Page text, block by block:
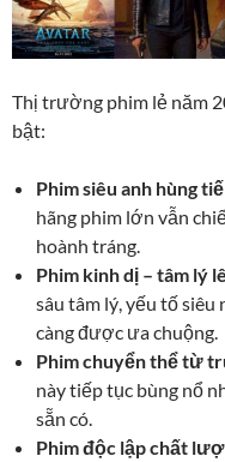
Thị trường phim lẻ năm
bật:
Phim siêu anh hùng
hãng phim lớn vẫn
hoành tráng.
Phim kinh dị – tâm lý
sâu tâm lý, yếu tố siêu
càng được ưa chuộng.
Phim chuyển thể từ
này tiếp tục bùng nổ
sẵn có.
Phim độc lập chất